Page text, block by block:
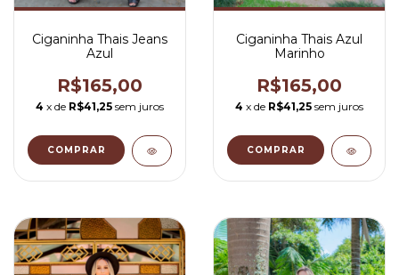
Ciganinha Thais Jeans
Azul
R$165,00
4 x de R$41,25 sem juros
COMPRAR
Ciganinha Thais Azul
Marinho
R$165,00
4 x de R$41,25 sem juros
COMPRAR